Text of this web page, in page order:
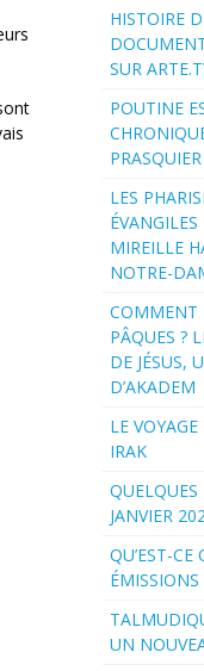
HISTOIRE
SUR
POUTINE
LES
MIREILLE
NOTRE-
COMMENT
PÂQUES ?
DE JÉSUS,
D’AKADEM
LE
IRAK
JANVIER
QU’EST-CE
UN